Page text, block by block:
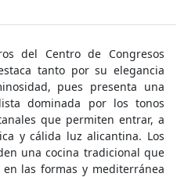
del Centro de Congresos
tanto por su elegancia
pues presenta una
dominada por los tonos
que permiten entrar, a
y cálida luz alicantina. Los
una cocina tradicional que
las formas y mediterránea